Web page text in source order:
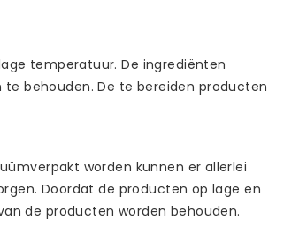
temperatuur. De ingrediënten
behouden. De te bereiden producten
worden kunnen er allerlei
Doordat de producten op lage en
de producten worden behouden.